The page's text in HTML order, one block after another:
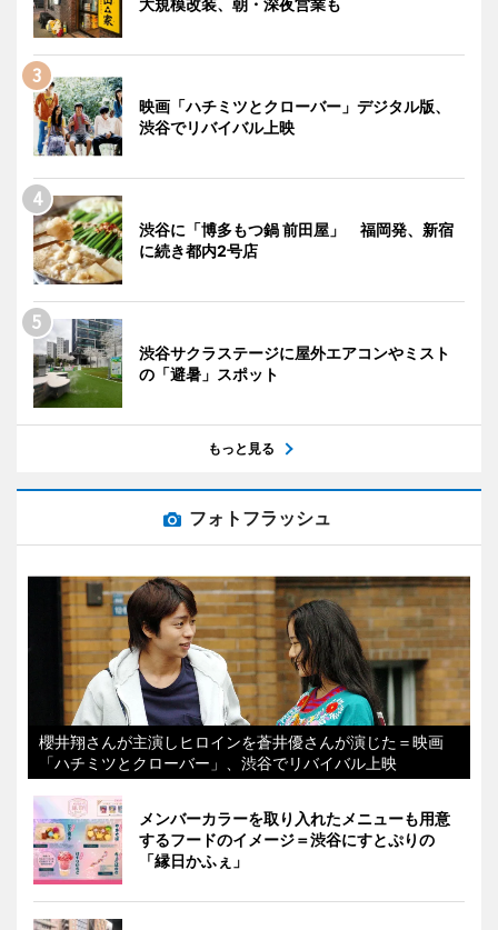
映画「ハチミツとクローバー」デジタル版、
渋谷でリバイバル上映
渋谷に「博多もつ鍋 前田屋」 福岡発、新宿
に続き都内2号店
渋谷サクラステージに屋外エアコンやミスト
の「避暑」スポット
もっと見る
フォトフラッシュ
櫻井翔さんが主演しヒロインを蒼井優さんが演じた＝映画
「ハチミツとクローバー」、渋谷でリバイバル上映
メンバーカラーを取り入れたメニューも用意
するフードのイメージ＝渋谷にすとぷりの
「縁日かふぇ」